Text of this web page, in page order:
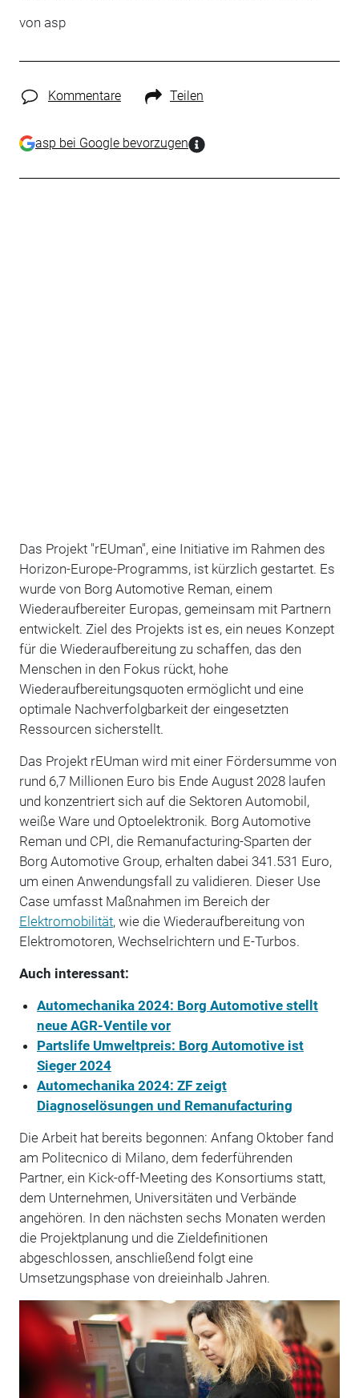
von asp
Kommentare Teilen
asp bei Google bevorzugen
Das Projekt "rEUman", eine Initiative im Rahmen des
Horizon-Europe-Programms, ist kürzlich gestartet. Es
wurde von Borg Automotive Reman, einem
Wiederaufbereiter Europas, gemeinsam mit Partnern
entwickelt. Ziel des Projekts ist es, ein neues Konzept
für die Wiederaufbereitung zu schaffen, das den
Menschen in den Fokus rückt, hohe
Wiederaufbereitungsquoten ermöglicht und eine
optimale Nachverfolgbarkeit der eingesetzten
Ressourcen sicherstellt.
Das Projekt rEUman wird mit einer Fördersumme von
rund 6,7 Millionen Euro bis Ende August 2028 laufen
und konzentriert sich auf die Sektoren Automobil,
weiße Ware und Optoelektronik. Borg Automotive
Reman und CPI, die Remanufacturing-Sparten der
Borg Automotive Group, erhalten dabei 341.531 Euro,
um einen Anwendungsfall zu validieren. Dieser Use
Case umfasst Maßnahmen im Bereich der
Elektromobilität, wie die Wiederaufbereitung von
Elektromotoren, Wechselrichtern und E-Turbos.
Auch interessant:
Automechanika 2024: Borg Automotive stellt
neue AGR-Ventile vor
Partslife Umweltpreis: Borg Automotive ist
Sieger 2024
Automechanika 2024: ZF zeigt
Diagnoselösungen und Remanufacturing
Die Arbeit hat bereits begonnen: Anfang Oktober fand
am Politecnico di Milano, dem federführenden
Partner, ein Kick-off-Meeting des Konsortiums statt,
dem Unternehmen, Universitäten und Verbände
angehören. In den nächsten sechs Monaten werden
die Projektplanung und die Zieldefinitionen
abgeschlossen, anschließend folgt eine
Umsetzungsphase von dreieinhalb Jahren.